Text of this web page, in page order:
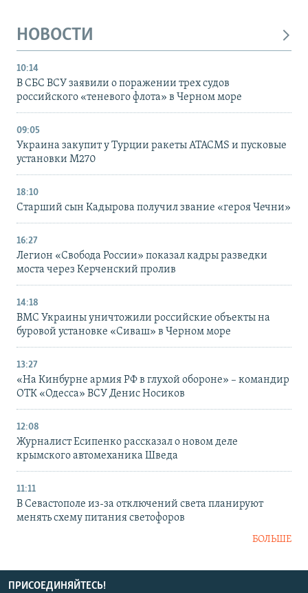
НОВОСТИ
10:14
В СБС ВСУ заявили о поражении трех судов
российского «теневого флота» в Черном море
09:05
Украина закупит у Турции ракеты ATACMS и пусковые
установки M270
18:10
Старший сын Кадырова получил звание «героя Чечни»
16:27
Легион «Свобода России» показал кадры разведки
моста через Керченский пролив
14:18
ВМС Украины уничтожили российские объекты на
буровой установке «Сиваш» в Черном море
13:27
«На Кинбурне армия РФ в глухой обороне» – командир
ОТК «Одесса» ВСУ Денис Носиков
12:08
Журналист Есипенко рассказал о новом деле
крымского автомеханика Шведа
11:11
В Севастополе из-за отключений света планируют
менять схему питания светофоров
БОЛЬШЕ
ПРИСОЕДИНЯЙТЕСЬ!